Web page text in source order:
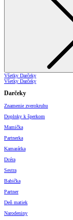
Všetky Darčeky
Všetky Darčeky
Darčeky
Znamenie zverokruhu
Doplnky k šperkom
Mamička
Partnerka
Kamarátka
Dcéra
Sestra
Babička
Partner
Deň matiek
Narodeniny